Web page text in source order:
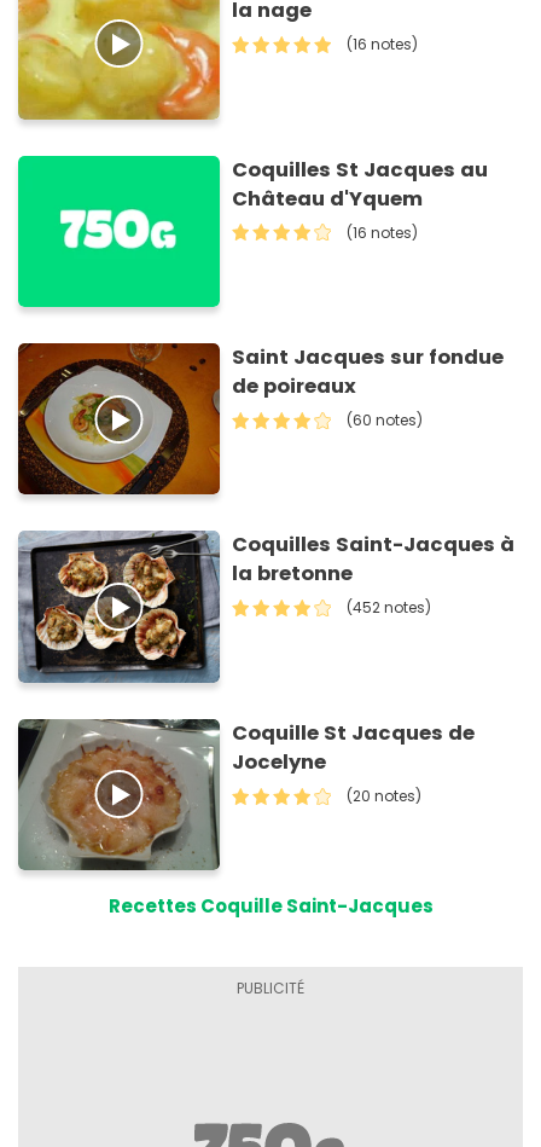
la nage
(16 notes)
Coquilles St Jacques au
Château d'Yquem
(16 notes)
Saint Jacques sur fondue
de poireaux
(60 notes)
Coquilles Saint-Jacques à
la bretonne
(452 notes)
Coquille St Jacques de
Jocelyne
(20 notes)
Recettes Coquille Saint-Jacques